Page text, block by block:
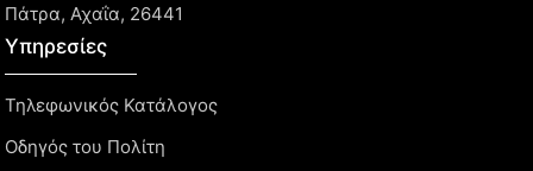
Πάτρα, Αχαΐα, 26441
Υπηρεσίες
Τηλεφωνικός Κατάλογος
Οδηγός του Πολίτη